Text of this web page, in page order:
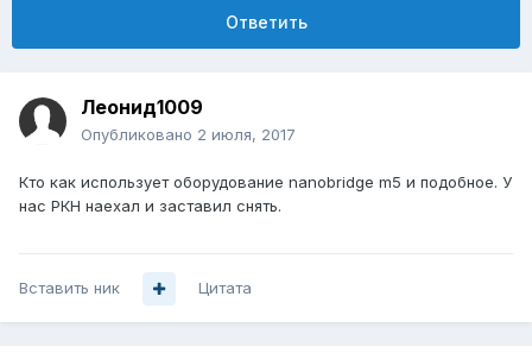
Ответить
Леонид1009
Опубликовано 2 июля, 2017
Кто как использует оборудование nanobridge m5 и подобное. У
нас РКН наехал и заставил снять.
Вставить ник Цитата